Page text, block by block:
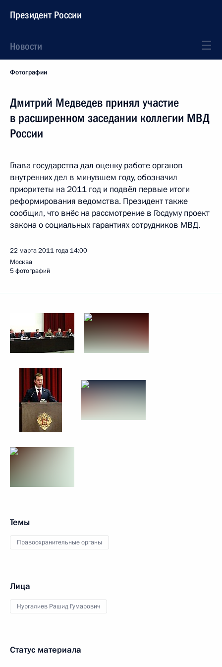
Президент России
Новости
Фотографии
Дмитрий Медведев принял участие
в расширенном заседании коллегии МВД
России
Глава государства дал оценку работе органов
внутренних дел в минувшем году, обозначил
приоритеты на 2011 год и подвёл первые итоги
реформирования ведомства. Президент также
сообщил, что внёс на рассмотрение в Госдуму проект
закона о социальных гарантиях сотрудников МВД.
22 марта 2011 года 14:00
Москва
5 фотографий
Темы
Правоохранительные органы
Лица
Нургалиев Рашид Гумарович
Статус материала